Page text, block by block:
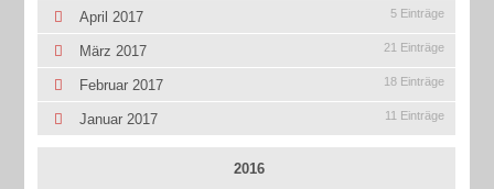
April 2017 5 Einträge
März 2017 21 Einträge
Februar 2017 18 Einträge
Januar 2017 11 Einträge
2016